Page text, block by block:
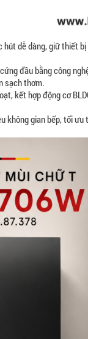
dễ dàng, giữ thiết
đầu bằng công
sạch thơm.
kết hợp động cơ
không gian bếp, tối